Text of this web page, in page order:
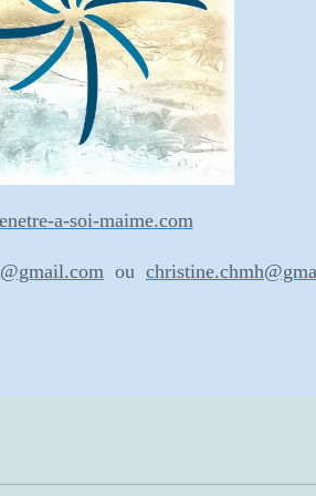
a-soi-maime.com
ou